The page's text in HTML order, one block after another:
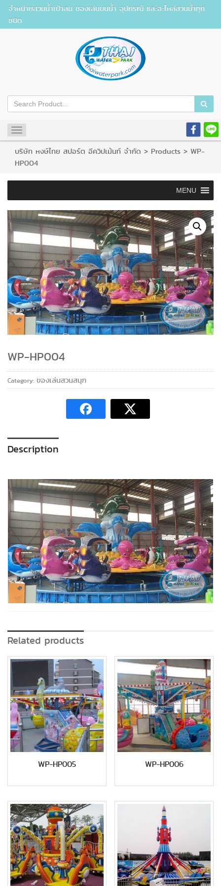
จำหน่ายสวนน้ำเป่าลม ของเล่นบนน้ำ อุปกรณ์ และอะไหล่สวนน้ำทุก
ชนิด
Toggle
navigation
บริษัท หงษ์ไทย สปอร์ต อีควิปเม้นท์ จำกัด > Products > WP-
HP004
MENU
WP-HP004
Category: ของเล่นสวนสนุก
Description
Related products
WP-HP005 WP-HP006